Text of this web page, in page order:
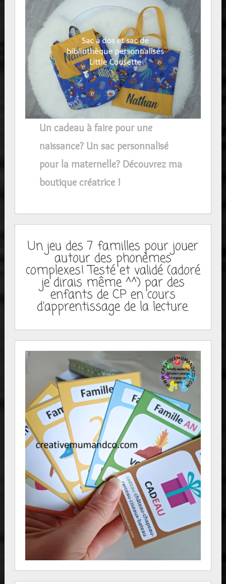
Un cadeau à faire pour une
naissance? Un sac personnalisé
pour la maternelle? Découvrez ma
boutique créatrice !
Un jeu des 7 familles pour jouer
autour des phonèmes
complexes! Testé et validé (adoré
je dirais même ^^) par des
enfants de CP en cours
d'apprentissage de la lecture.